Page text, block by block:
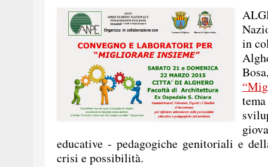
in
educative - pedagogiche genitoriali e
crisi e possibilità.